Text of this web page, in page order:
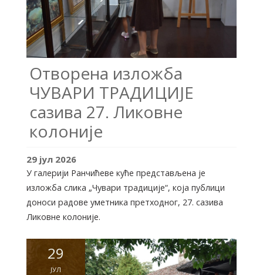
Отворена изложба
ЧУВАРИ ТРАДИЦИЈЕ
сазива 27. Ликовне
колоније
29 јул 2026
У галерији Ранчићеве куће представљена је
изложба слика „Чувари традиције“, која публици
доноси радове уметника претходног, 27. сазива
Ликовне колоније.
29
ЈУЛ